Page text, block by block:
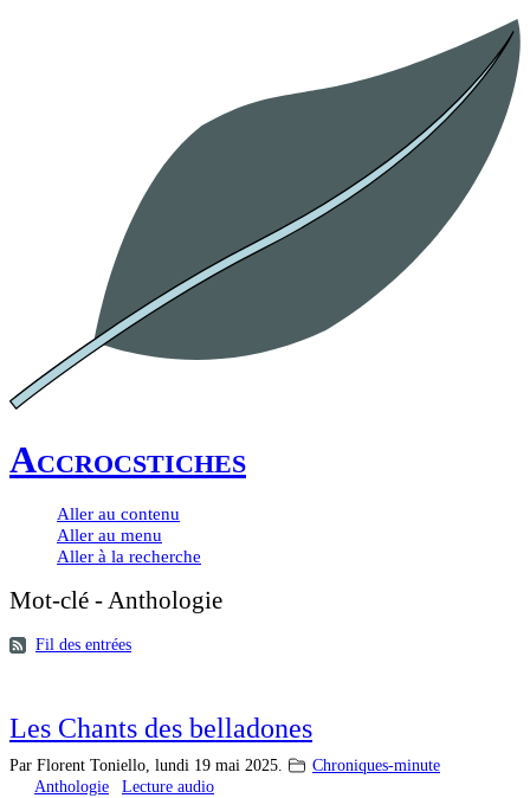
Accrocstiches
Aller au contenu
Aller au menu
Aller à la recherche
Mot-clé - Anthologie
Fil des entrées
Les Chants des belladones
Par Florent Toniello, lundi 19 mai 2025.
Chroniques-minute
Anthologie
Lecture audio